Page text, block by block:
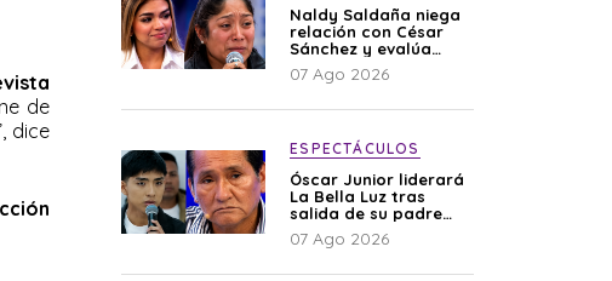
de
dice
Naldy Saldaña niega
relación con César
Sánchez y evalúa
denunciar a su
esposa: “Es una
07 Ago 2026
ESPECTÁCULOS
Óscar Junior liderará
La Bella Luz tras
salida de su padre
por polémica con
Naldy Saldaña
07 Ago 2026